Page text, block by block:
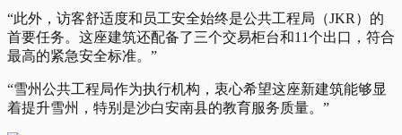
“此外，访客舒适度和员工安全始终是公共工程局（JKR）的
首要任务。这座建筑还配备了三个交易柜台和11个出口，符合
最高的紧急安全标准。”
“雪州公共工程局作为执行机构，衷心希望这座新建筑能够显
着提升雪州，特别是沙白安南县的教育服务质量。”